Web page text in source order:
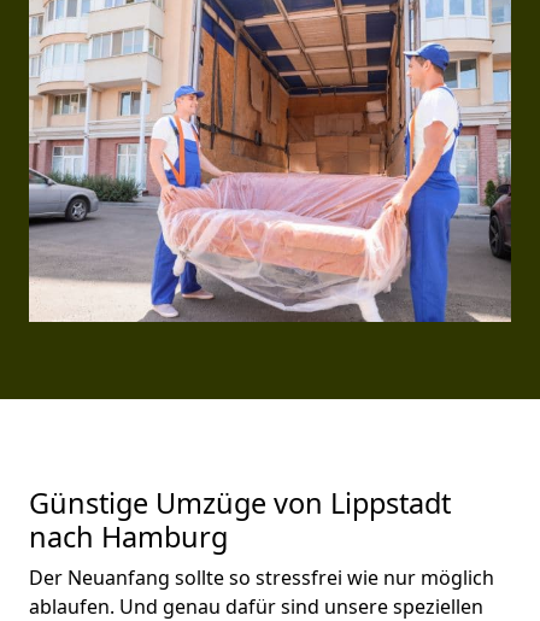
Günstige Umzüge von Lippstadt
nach Hamburg
Der Neuanfang sollte so stressfrei wie nur möglich
ablaufen. Und genau dafür sind unsere speziellen